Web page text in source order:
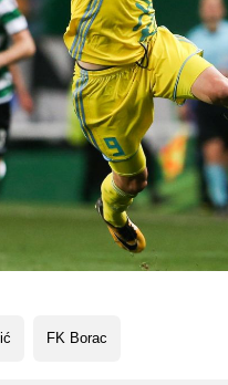
FK Borac